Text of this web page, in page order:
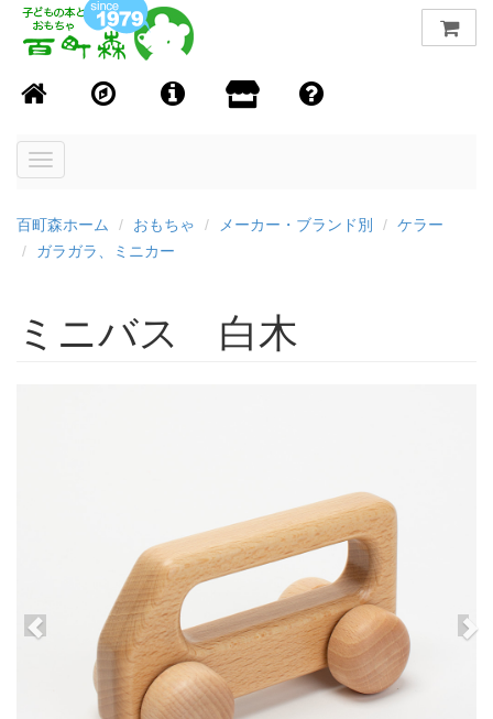
Toggle
百町森ホーム おもちゃ メーカー・ブランド別
ケラー
ガラガラ、ミニカー
ミニバス 白木